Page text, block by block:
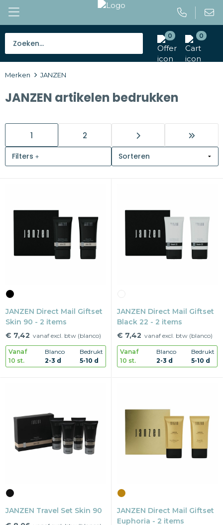
0 0
Caps en mutsen
Drinkwaren
Gereedschap en veiligheid
Snoepgoed
Kantoorartikelen
Gadgets
Textiel
Merken JANZEN
JANZEN artikelen bedrukken
1 2
Filters
JANZEN Direct Mail Giftset
Skin 90 - 2 items
€ 7,42 vanaf excl. btw (blanco)
Vanaf
10 st.
Blanco
2-3 d
Bedrukt
5-10 d
JANZEN Direct Mail Giftset
Black 22 - 2 items
€ 7,42 vanaf excl. btw (blanco)
Vanaf
10 st.
Blanco
2-3 d
Bedrukt
5-10 d
JANZEN Travel Set Skin 90
JANZEN Direct Mail Giftset
Euphoria - 2 items